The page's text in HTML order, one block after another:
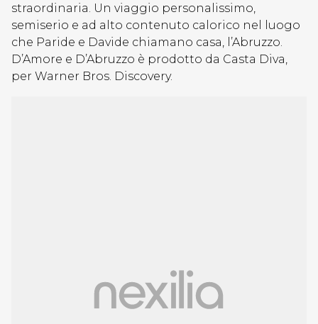
straordinaria. Un viaggio personalissimo,
semiserio e ad alto contenuto calorico nel luogo
che Paride e Davide chiamano casa, l’Abruzzo.
D’Amore e D’Abruzzo è prodotto da Casta Diva,
per Warner Bros. Discovery.